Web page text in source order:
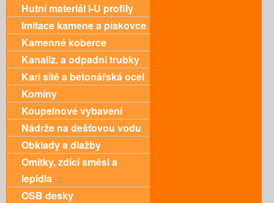
Hutní materiál I-U profily
Imitace kamene a pískovce
Kamenné koberce
Kanaliz. a odpadní trubky
Kari sítě a betonářská ocel
Komíny
Koupelnové vybavení
Nádrže na dešťovou vodu
Obklady a dlažby
Omítky, zdící směsi a
lepidla
OSB desky